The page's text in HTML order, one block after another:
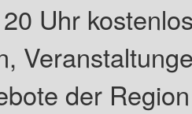
Uhr
der